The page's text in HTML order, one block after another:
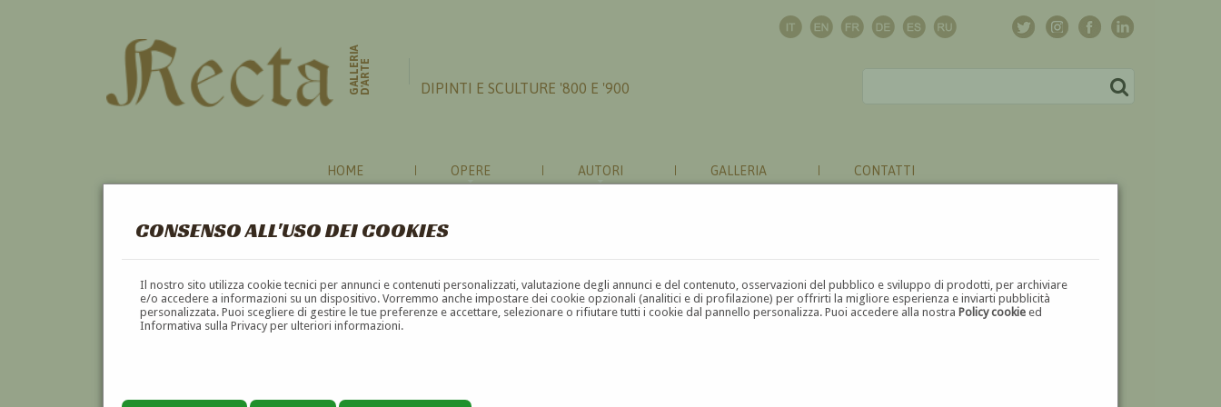
CONSENSO ALL'USO DEI COOKIES
Il nostro sito utilizza cookie tecnici per annunci e contenuti personalizzati, valutazione degli annunci e del contenuto, osservazioni del pubblico e sviluppo di prodotti, per archiviare
e/o accedere a informazioni su un dispositivo. Vorremmo anche impostare dei cookie opzionali (analitici e di profilazione) per offrirti la migliore esperienza e inviarti pubblicità
personalizzata. Puoi scegliere di gestire le tue preferenze e accettare, selezionare o rifiutare tutti i cookie dal pannello personalizza. Puoi accedere alla nostraPolicy cookie ed
Informativa sulla Privacy per ulteriori informazioni.
GALLERIAD'ARTE DIPINTI E SCULTURE '800 E '900
HOME OPERE AUTORI GALLERIA CONTATTI
ROSE
A B C D E F G H I J K L M N O P Q R S T U V W X Y Z ⬅